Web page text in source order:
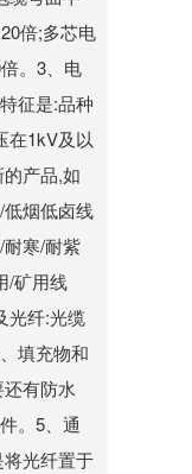
倍;多芯电
。3、电
征是:品种
在1kV及以
产品,如
烟低卤线
寒/耐紫
/矿用线
光纤:光缆
填充物和
有防水
。5、通
光纤置于